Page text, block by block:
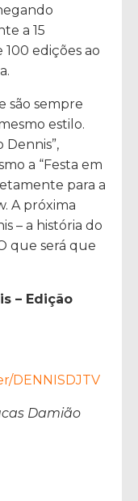
a 15
100 edições ao
são sempre
estilo.
Dennis”,
a “Festa em
para a
A próxima
– a história do
que será que
– Edição
DENNISDJTV
Damião